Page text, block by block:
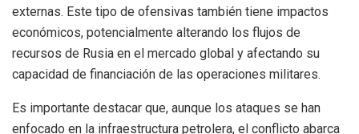
externas. Este tipo de ofensivas también tiene impactos
económicos, potencialmente alterando los flujos de
recursos de Rusia en el mercado global y afectando su
capacidad de financiación de las operaciones militares.
Es importante destacar que, aunque los ataques se han
enfocado en la infraestructura petrolera, el conflicto abarca